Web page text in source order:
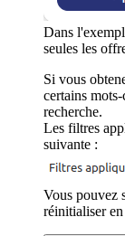
Dans
seules les
Si vous
certains
recherche.
Les filtres
suivante :
Vous pouvez
réinitialiser